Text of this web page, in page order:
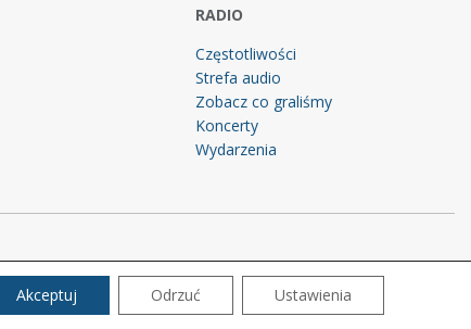
RADIO
Częstotliwości
Strefa audio
Zobacz co graliśmy
Koncerty
Wydarzenia
Akceptuj Odrzuć Ustawienia